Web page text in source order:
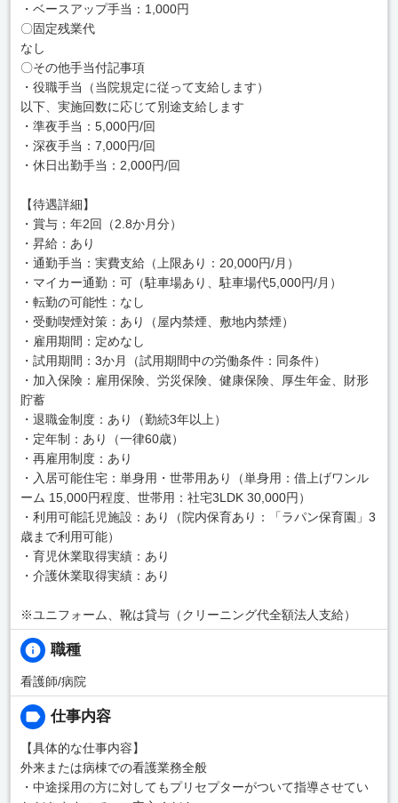
・ベースアップ手当：1,000円
〇固定残業代
なし
〇その他手当付記事項
・役職手当（当院規定に従って支給します）
以下、実施回数に応じて別途支給します
・準夜手当：5,000円/回
・深夜手当：7,000円/回
・休日出勤手当：2,000円/回
【待遇詳細】
・賞与：年2回（2.8か月分）
・昇給：あり
・通勤手当：実費支給（上限あり：20,000円/月）
・マイカー通勤：可（駐車場あり、駐車場代5,000円/月）
・転勤の可能性：なし
・受動喫煙対策：あり（屋内禁煙、敷地内禁煙）
・雇用期間：定めなし
・試用期間：3か月（試用期間中の労働条件：同条件）
・加入保険：雇用保険、労災保険、健康保険、厚生年金、財形
貯蓄
・退職金制度：あり（勤続3年以上）
・定年制：あり（一律60歳）
・再雇用制度：あり
・入居可能住宅：単身用・世帯用あり（単身用：借上げワンル
ーム 15,000円程度、世帯用：社宅3LDK 30,000円）
・利用可能託児施設：あり（院内保育あり：「ラパン保育園」3
歳まで利用可能）
・育児休業取得実績：あり
・介護休業取得実績：あり
※ユニフォーム、靴は貸与（クリーニング代全額法人支給）
職種
看護師/病院
仕事内容
【具体的な仕事内容】
外来または病棟での看護業務全般
・中途採用の方に対してもプリセプターがついて指導させてい